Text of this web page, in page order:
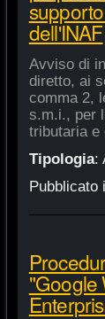
dell'INAF
Avviso di
diretto, ai
comma 2,
s.m.i., per
tributaria e
Tipologia:
Pubblicato
"Google